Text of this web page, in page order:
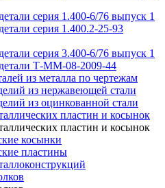
серия 1.400-6/76 выпуск 1
серия 1.400.2-25-93
серия 3.400-6/76 выпуск 1
Т-ММ-08-2009-44
из металла по чертежам
из нержавеющей стали
из оцинкованной стали
пластин и косынок
пластин и косынок
косынки
пластины